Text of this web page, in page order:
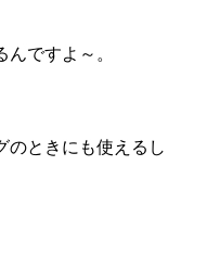
ですよ～。
のときにも使えるし